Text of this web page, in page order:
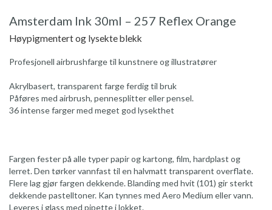
Amsterdam Ink 30ml – 257 Reflex Orange
Høypigmentert og lysekte blekk
Profesjonell airbrushfarge til kunstnere og illustratører
Akrylbasert, transparent farge ferdig til bruk
Påføres med airbrush, pennesplitter eller pensel.
36 intense farger med meget god lysekthet
Fargen fester på alle typer papir og kartong, film, hardplast og
lerret. Den tørker vannfast til en halvmatt transparent overflate.
Flere lag gjør fargen dekkende. Blanding med hvit (101) gir sterkt
dekkende pastelltoner. Kan tynnes med Aero Medium eller vann.
Leveres i glass med pipette i lokket.